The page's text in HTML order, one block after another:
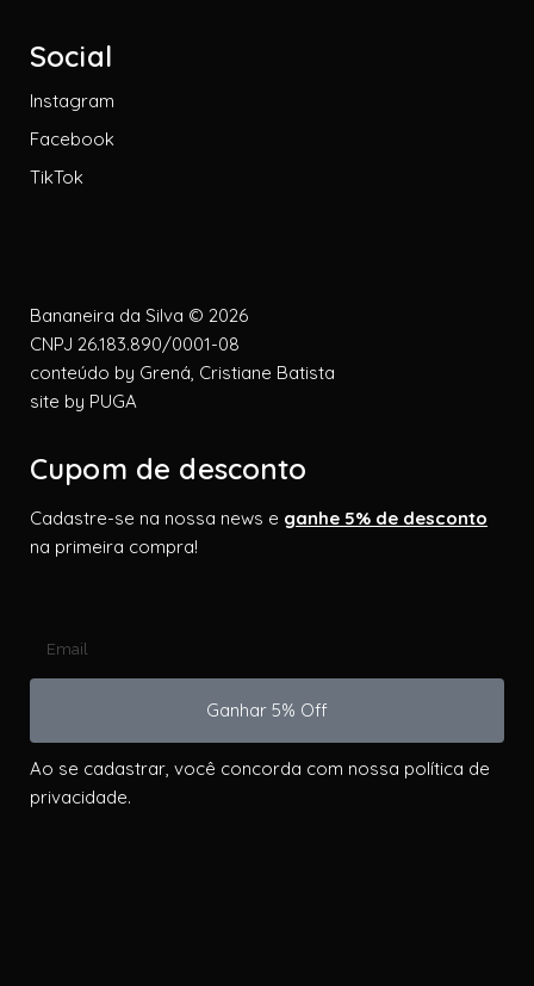
Social
Instagram
Facebook
TikTok
Bananeira da Silva © 2026
CNPJ 26.183.890/0001-08
conteúdo by Grená, Cristiane Batista
site by PUGA
Cupom de desconto
Cadastre-se na nossa news e ganhe 5% de desconto
na primeira compra!
Ganhar 5% Off
Ao se cadastrar, você concorda com nossa política de
privacidade.